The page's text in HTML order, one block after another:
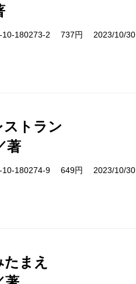
10-180273-2 737円 2023/10/30
ストラン
著
10-180274-9 649円 2023/10/30
まえ